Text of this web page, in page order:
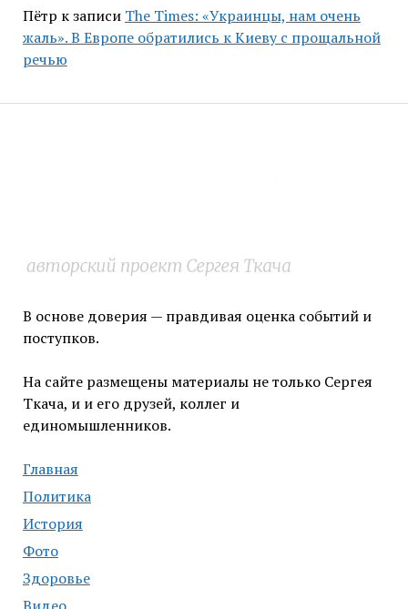
Пётр к записи Тhe Times: «Украинцы, нам очень
жаль». В Европе обратились к Киеву с прощальной
речью
В основе доверия — правдивая оценка событий и
поступков.
На сайте размещены материалы не только Сергея
Ткача, и и его друзей, коллег и
единомышленников.
Главная
Политика
История
Фото
Здоровье